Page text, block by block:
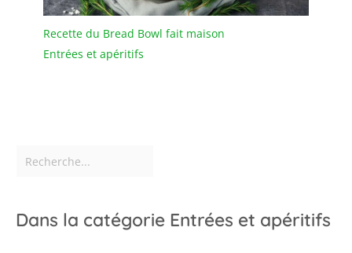
Recette du Bread Bowl fait maison
Entrées et apéritifs
Dans la catégorie Entrées et apéritifs